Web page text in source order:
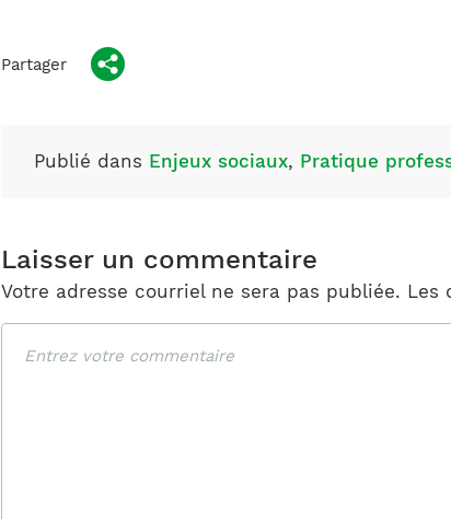
Partager
Publié dans Enjeux sociaux, Pratique
Laisser un commentaire
Votre adresse courriel ne sera pas publiée. Les